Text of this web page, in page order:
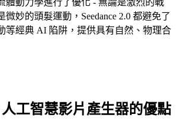
體動力學進行了優化 - 無論是激烈的戰
微妙的頭髮運動，Seedance 2.0 都避免了
等經典 AI 陷阱，提供具有自然、物理合
人工智慧影片產生器的優點